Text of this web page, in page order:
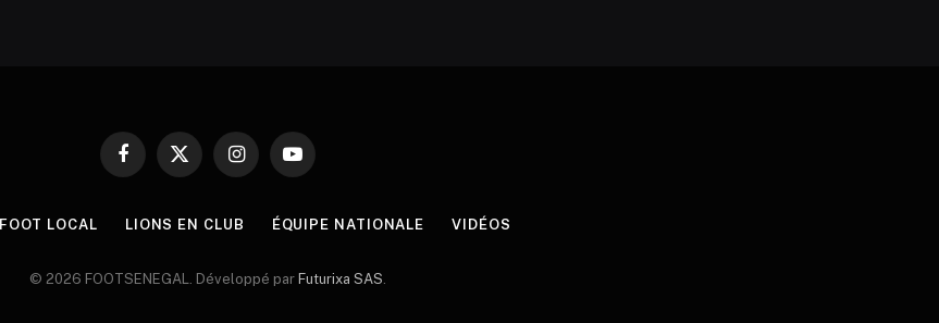
Facebook
X
InstagramYouTube
FOOT LOCAL LIONS EN CLUB ÉQUIPE NATIONALE VIDÉOS
© 2026 FOOTSENEGAL. Développé par Futurixa SAS